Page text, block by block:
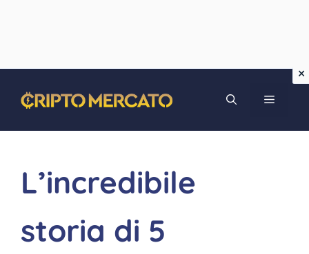
contenuto
MENU
L’incredibile
storia di 5